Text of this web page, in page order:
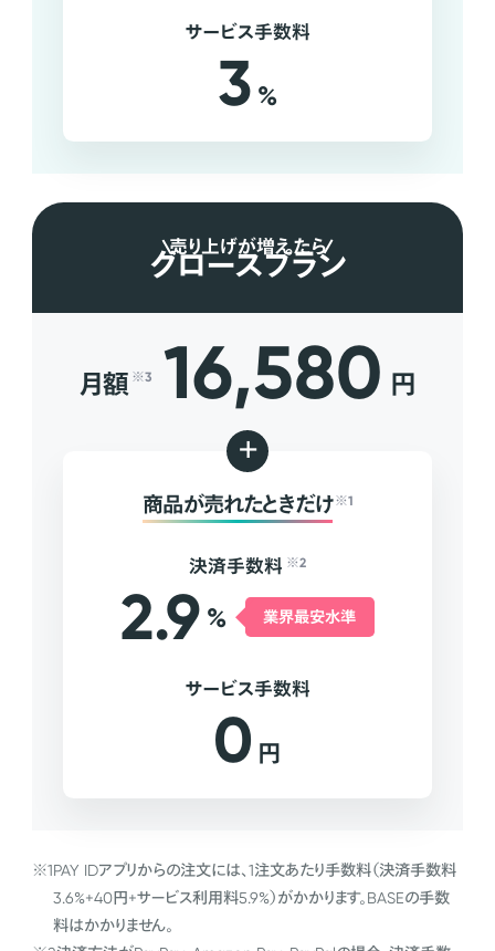
サービス手数料
3 %
売り上げが増えたら
グロースプラン
月額 ※3 16,580 円
+
商品が売れたときだけ ※1
決済手数料 ※2
2.9 % 業界最安水準
サービス手数料
0 円
※1PAY IDアプリからの注文には、1注文あたり手数料（決済手数料
3.6%+40円+サービス利用料5.9%）がかかります。BASEの手数
料はかかりません。